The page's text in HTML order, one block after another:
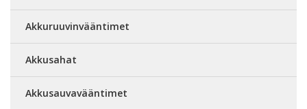
Akkuruuvinvääntimet
Akkusahat
Akkusauvavääntimet